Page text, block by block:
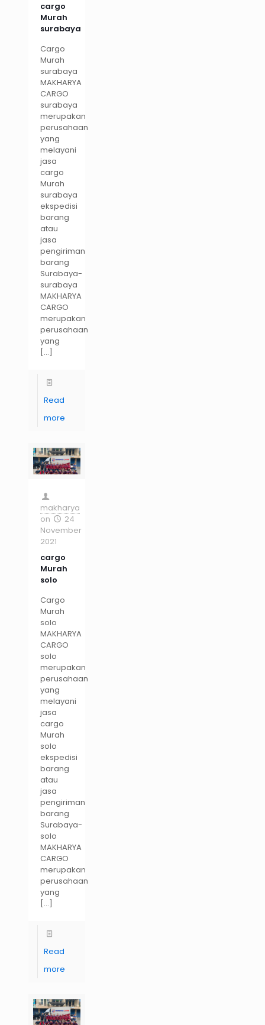
cargo
Murah
surabaya
Cargo
Murah
surabaya
MAKHARYA
CARGO
surabaya
merupakan
perusahaan
yang
melayani
jasa
cargo
Murah
surabaya
ekspedisi
barang
atau
jasa
pengiriman
barang
Surabaya-
surabaya
MAKHARYA
CARGO
merupakan
perusahaan
yang
[…]
Read
more
makharya
on
24
November
2021
cargo
Murah
solo
Cargo
Murah
solo
MAKHARYA
CARGO
solo
merupakan
perusahaan
yang
melayani
jasa
cargo
Murah
solo
ekspedisi
barang
atau
jasa
pengiriman
barang
Surabaya-
solo
MAKHARYA
CARGO
merupakan
perusahaan
yang
[…]
Read
more